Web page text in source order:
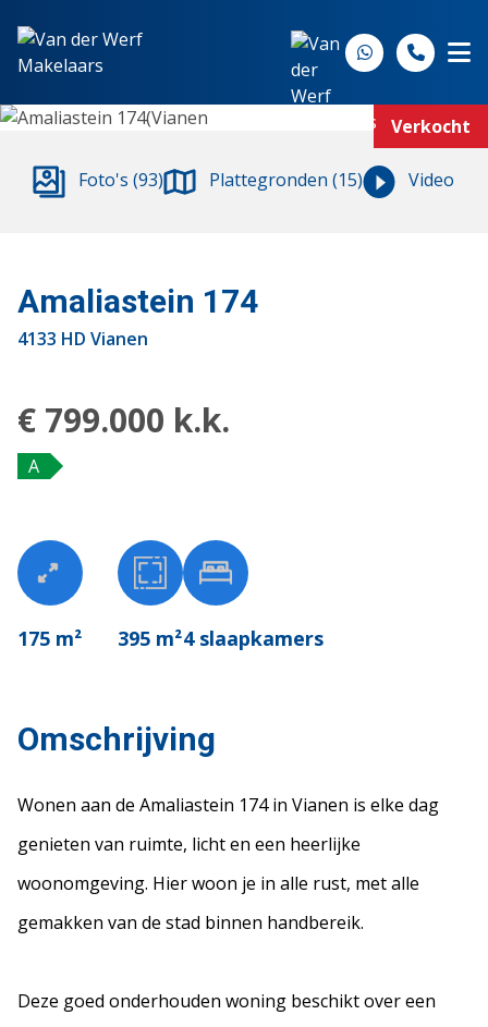
Verkocht
Foto's (93) Plattegronden (15) Video
Amaliastein 174
4133 HD Vianen
€ 799.000 k.k.
A
175 m² 395 m²4 slaapkamers
Omschrijving
Wonen aan de Amaliastein 174 in Vianen is elke dag
genieten van ruimte, licht en een heerlijke
woonomgeving. Hier woon je in alle rust, met alle
gemakken van de stad binnen handbereik.
Deze goed onderhouden woning beschikt over een